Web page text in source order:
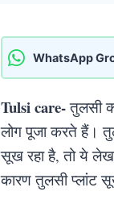
WhatsApp
Tulsi care-तुलसी
लोग पूजा करते हैं।
सूख रहा है, तो ये
कारण तुलसी प्लांट